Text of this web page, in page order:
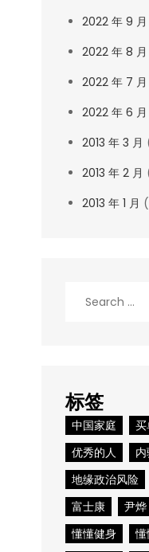
2022 年 9 月
2022 年 8 月
2022 年 7 月
2022 年 6 月
2013 年 3 月
2013 年 2 月
2013 年 1 月
标签
中国家庭
优秀的人
地缘政治风险
富士康
尹烨
懂懂健身